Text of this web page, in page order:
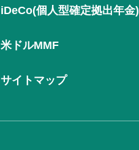
iDeCo(個人型確定拠出年金)
米ドルMMF
サイトマップ